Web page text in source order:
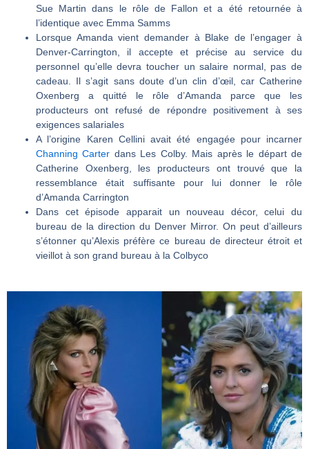
Sue Martin dans le rôle de Fallon et a été retournée à
l’identique avec Emma Samms
Lorsque Amanda vient demander à Blake de l’engager à
Denver-Carrington, il accepte et précise au service du
personnel qu’elle devra toucher un salaire normal, pas de
cadeau. Il s’agit sans doute d’un clin d’œil, car Catherine
Oxenberg a quitté le rôle d’Amanda parce que les
producteurs ont refusé de répondre positivement à ses
exigences salariales
A l’origine Karen Cellini avait été engagée pour incarner
Channing Carter dans Les Colby. Mais après le départ de
Catherine Oxenberg, les producteurs ont trouvé que la
ressemblance était suffisante pour lui donner le rôle
d’Amanda Carrington
Dans cet épisode apparait un nouveau décor, celui du
bureau de la direction du Denver Mirror. On peut d’ailleurs
s’étonner qu’Alexis préfère ce bureau de directeur étroit et
vieillot à son grand bureau à la Colbyco